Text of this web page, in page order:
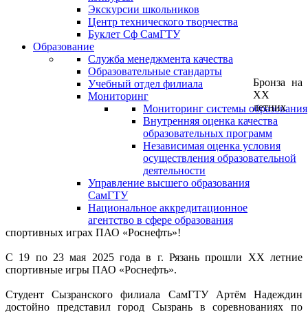
Экскурсии школьников
Центр технического творчества
Буклет Сф СамГТУ
Образование
Служба менеджмента качества
Образовательные стандарты
Учебный отдел филиала
Мониторинг
Мониторинг системы образования
Внутренняя оценка качества
образовательных программ
Независимая оценка условия
осуществления образовательной
деятельности
Управление высшего образования
СамГТУ
Национальное аккредитационное
агентство в сфере образования
Бронза на
XX
летних
спортивных играх ПАО «Роснефть»!
С 19 по 23 мая 2025 года в г. Рязань прошли XX летние
спортивные игры ПАО «Роснефть».
Студент Сызранского филиала СамГТУ Артём Надеждин
достойно представил город Сызрань в соревнованиях по